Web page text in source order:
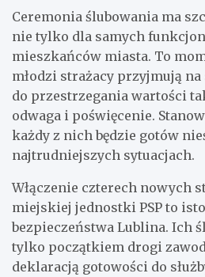
Ceremonia ślubowania ma
nie tylko dla samych
mieszkańców miasta. To
młodzi strażacy przyjmują
do przestrzegania wartości
odwaga i poświęcenie.
każdy z nich będzie gotów
najtrudniejszych sytuacjach.
Włączenie czterech nowych
miejskiej jednostki PSP to
bezpieczeństwa Lublina. Ich
tylko początkiem drogi
deklaracją gotowości do